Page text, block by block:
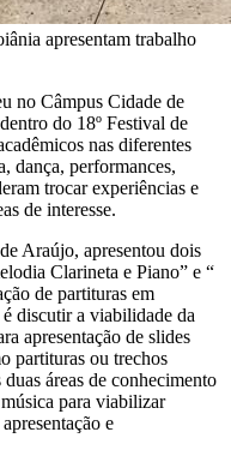
apresentam trabalho
no Câmpus Cidade de
do 18º Festival de
nas diferentes
dança, performances,
trocar experiências e
de interesse.
Araújo, apresentou dois
Clarineta e Piano” e “
de partituras em
discutir a viabilidade da
apresentação de slides
partituras ou trechos
áreas de conhecimento
para viabilizar
e